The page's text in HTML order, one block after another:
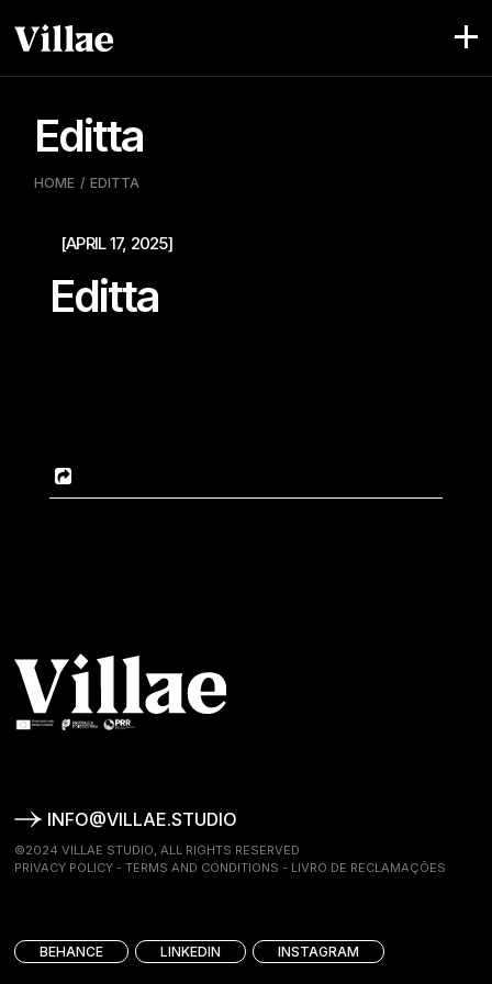
para
Editta
HOME EDITTA
[APRIL 17, 2025]
Editta
INFO@VILLAE.STUDIO
©2024 VILLAE STUDIO, ALL RIGHTS RESERVED
PRIVACY POLICY -TERMS AND CONDITIONS - LIVRO DE RECLAMAÇÕES
BEHANCE LINKEDIN INSTAGRAM